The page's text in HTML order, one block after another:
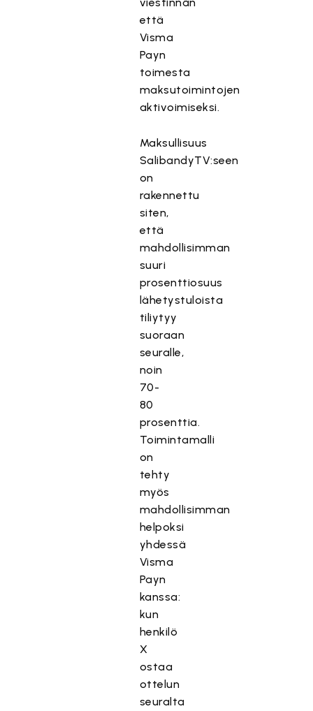
että
Visma
Payn
toimesta
maksutoimintojen
aktivoimiseksi.
Maksullisuus
SalibandyTV:seen
on
rakennettu
siten,
että
mahdollisimman
suuri
prosenttiosuus
lähetystuloista
tiliytyy
suoraan
seuralle,
noin
70-
80
prosenttia.
Toimintamalli
on
tehty
myös
mahdollisimman
helpoksi
yhdessä
Visma
Payn
kanssa:
kun
henkilö
X
ostaa
ottelun
seuralta